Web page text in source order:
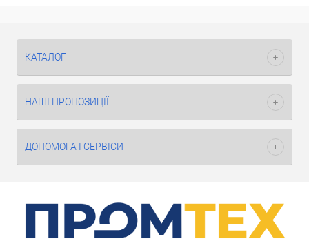
КАТАЛОГ
НАШІ ПРОПОЗИЦІЇ
ДОПОМОГА І СЕРВІСИ